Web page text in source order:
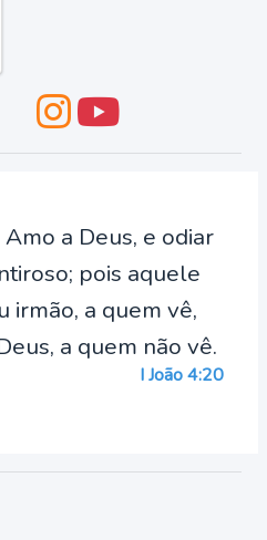
a Deus, e odiar
pois aquele
irmão, a quem vê,
a quem não vê.
I João 4:20